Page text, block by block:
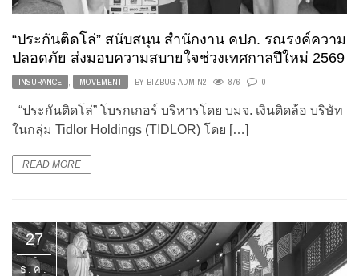
“ประกันติดโล่” สนับสนุน สำนักงาน คปภ. รณรงค์ความ
ปลอดภัย ส่งมอบความสบายใจช่วงเทศกาลปีใหม่ 2569
INSURANCE MOVEMENT BY BIZBUG ADMIN2 876 0
“ประกันติดโล่” โบรกเกอร์ บริหารโดย บมจ. เงินติดล้อ บริษัท
ในกลุ่ม Tidlor Holdings (TIDLOR) โดย […]
READ MORE
27
ธ.ค.